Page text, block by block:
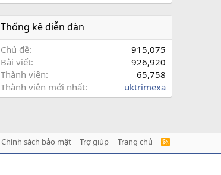
Thống kê diễn đàn
Chủ đề
915,075
Bài viết
926,920
Thành viên
65,758
Thành viên mới nhất
uktrimexa
Chính sách bảo mật Trợ giúp Trang chủ
R